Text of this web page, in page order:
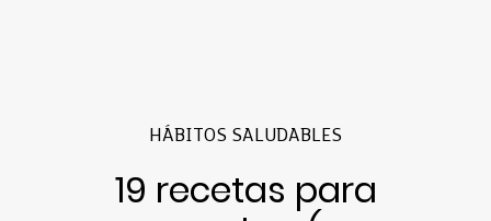
HÁBITOS SALUDABLES
19 recetas para